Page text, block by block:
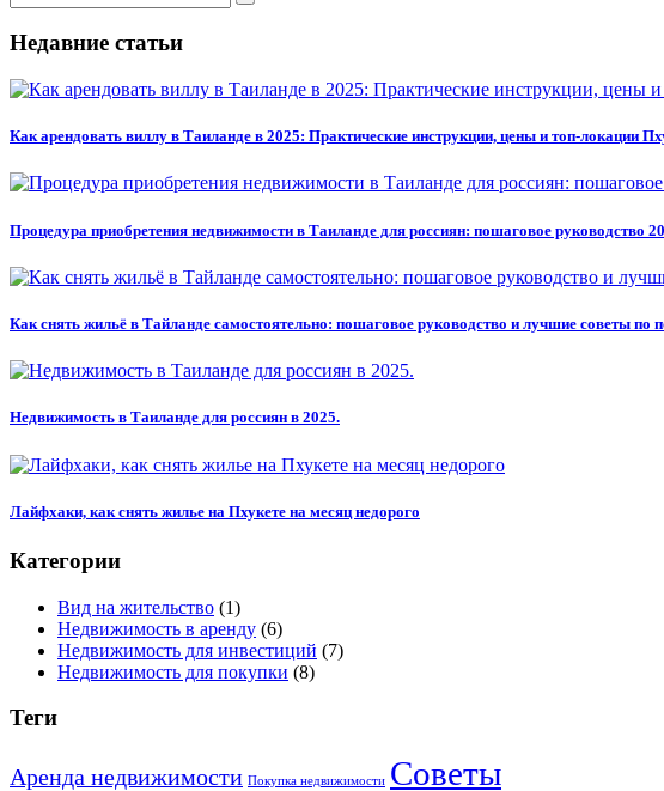
для:
Недавние статьи
Как арендовать виллу в Таиланде в 2025: Практические инструкции, цены и топ-локации
Процедура приобретения недвижимости в Таиланде для россиян: пошаговое руководство
Как снять жильё в Тайланде самостоятельно: пошаговое руководство и лучшие советы по
Недвижимость в Таиланде для россиян в 2025.
Лайфхаки, как снять жилье на Пхукете на месяц недорого
Категории
Вид на жительство (1)
Недвижимость в аренду (6)
Недвижимость для инвестиций (7)
Недвижимость для покупки (8)
Теги
Аренда недвижимости Покупка недвижимости Советы